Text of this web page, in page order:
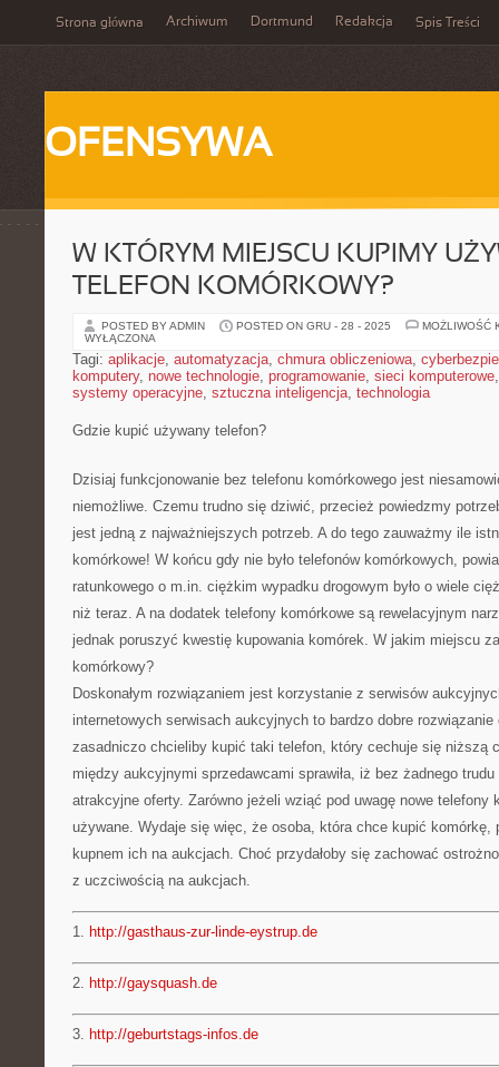
Strona główna Archiwum Dortmund Redakcja Spis Treści
OFENSYWA
W KTÓRYM MIEJSCU KUPIMY
TELEFON KOMÓRKOWY?
POSTED BY ADMIN POSTED ON GRU - 28 - 2025
MOŻLIWOŚĆ
WYŁĄCZONA
Tagi: aplikacje, automatyzacja, chmura obliczeniowa,
komputery, nowe technologie, programowanie, sieci komputerowe
systemy operacyjne, sztuczna inteligencja, technologia
Gdzie kupić używany telefon?
Dzisiaj funkcjonowanie bez telefonu komórkowego jest
niemożliwe. Czemu trudno się dziwić, przecież powiedzmy
jest jedną z najważniejszych potrzeb. A do tego zauważmy ile
komórkowe! W końcu gdy nie było telefonów komórkowych,
ratunkowego o m.in. ciężkim wypadku drogowym było o wiele
niż teraz. A na dodatek telefony komórkowe są rewelacyjnym
jednak poruszyć kwestię kupowania komórek. W jakim miejscu
komórkowy?
Doskonałym rozwiązaniem jest korzystanie z serwisów
internetowych serwisach aukcyjnych to bardzo dobre
zasadniczo chcieliby kupić taki telefon, który cechuje się niższą
między aukcyjnymi sprzedawcami sprawiła, iż bez żadnego
atrakcyjne oferty. Zarówno jeżeli wziąć pod uwagę nowe telefony
używane. Wydaje się więc, że osoba, która chce kupić komórkę,
kupnem ich na aukcjach. Choć przydałoby się zachować
z uczciwością na aukcjach.
1. http://gasthaus-zur-linde-eystrup.de
2. http://gaysquash.de
3. http://geburtstags-infos.de